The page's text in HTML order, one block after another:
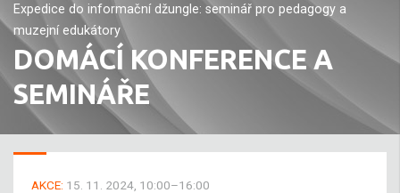
Expedice do informační džungle: seminář pro pedagogy a
muzejní edukátory
DOMÁCÍ KONFERENCE A
SEMINÁŘE
AKCE: 15. 11. 2024, 10:00–16:00